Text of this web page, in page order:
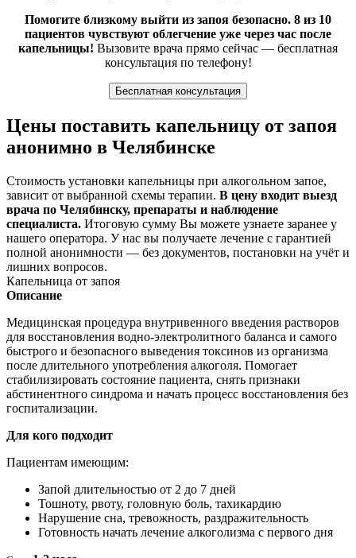
Помогите близкому выйти из запоя безопасно. 8 из 10
пациентов чувствуют облегчение уже через час после
капельницы! Вызовите врача прямо сейчас — бесплатная
консультация по телефону!
Бесплатная консультация
Цены поставить капельницу от запоя
анонимно в Челябинске
Стоимость установки капельницы при алкогольном запое,
зависит от выбранной схемы терапии. В цену входит выезд
врача по Челябинску, препараты и наблюдение
специалиста. Итоговую сумму Вы можете узнаете заранее у
нашего оператора. У нас вы получаете лечение с гарантией
полной анонимности — без документов, постановки на учёт и
лишних вопросов.
Капельница от запоя
Описание
Медицинская процедура внутривенного введения растворов
для восстановления водно-электролитного баланса и самого
быстрого и безопасного выведения токсинов из организма
после длительного употребления алкоголя. Помогает
стабилизировать состояние пациента, снять признаки
абстинентного синдрома и начать процесс восстановления без
госпитализации.
Для кого подходит
Пациентам имеющим:
Запой длительностью от 2 до 7 дней
Тошноту, рвоту, головную боль, тахикардию
Нарушение сна, тревожность, раздражительность
Готовность начать лечение алкоголизма с первого дня